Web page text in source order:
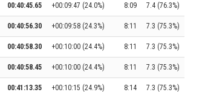
00:40:45.65 +00:09:47 (24.0%) 8:09 7.4 (76.3%)
00:40:56.30 +00:09:58 (24.3%) 8:11 7.3 (75.3%)
00:40:58.30 +00:10:00 (24.4%) 8:11 7.3 (75.3%)
00:40:58.45 +00:10:00 (24.4%) 8:11 7.3 (75.3%)
00:41:13.35 +00:10:15 (24.9%) 8:14 7.3 (75.3%)